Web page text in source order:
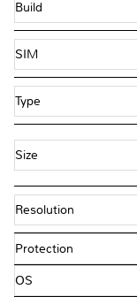
Build
SIM
Type
Size
Resolution
Protection
OS